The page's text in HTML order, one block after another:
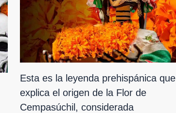
Esta es la leyenda prehispánica que
explica el origen de la Flor de
Cempasúchil, considerada